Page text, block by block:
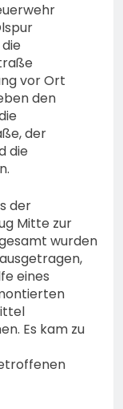
vor Ort
den
der
die
der
Mitte zur
wurden
eines
Es kam zu